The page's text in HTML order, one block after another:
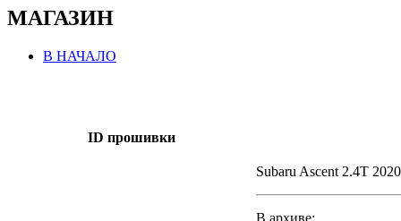
МАГАЗИН
В НАЧАЛО
ID прошивки
Subaru Ascent 2.4T 2020
В архиве: